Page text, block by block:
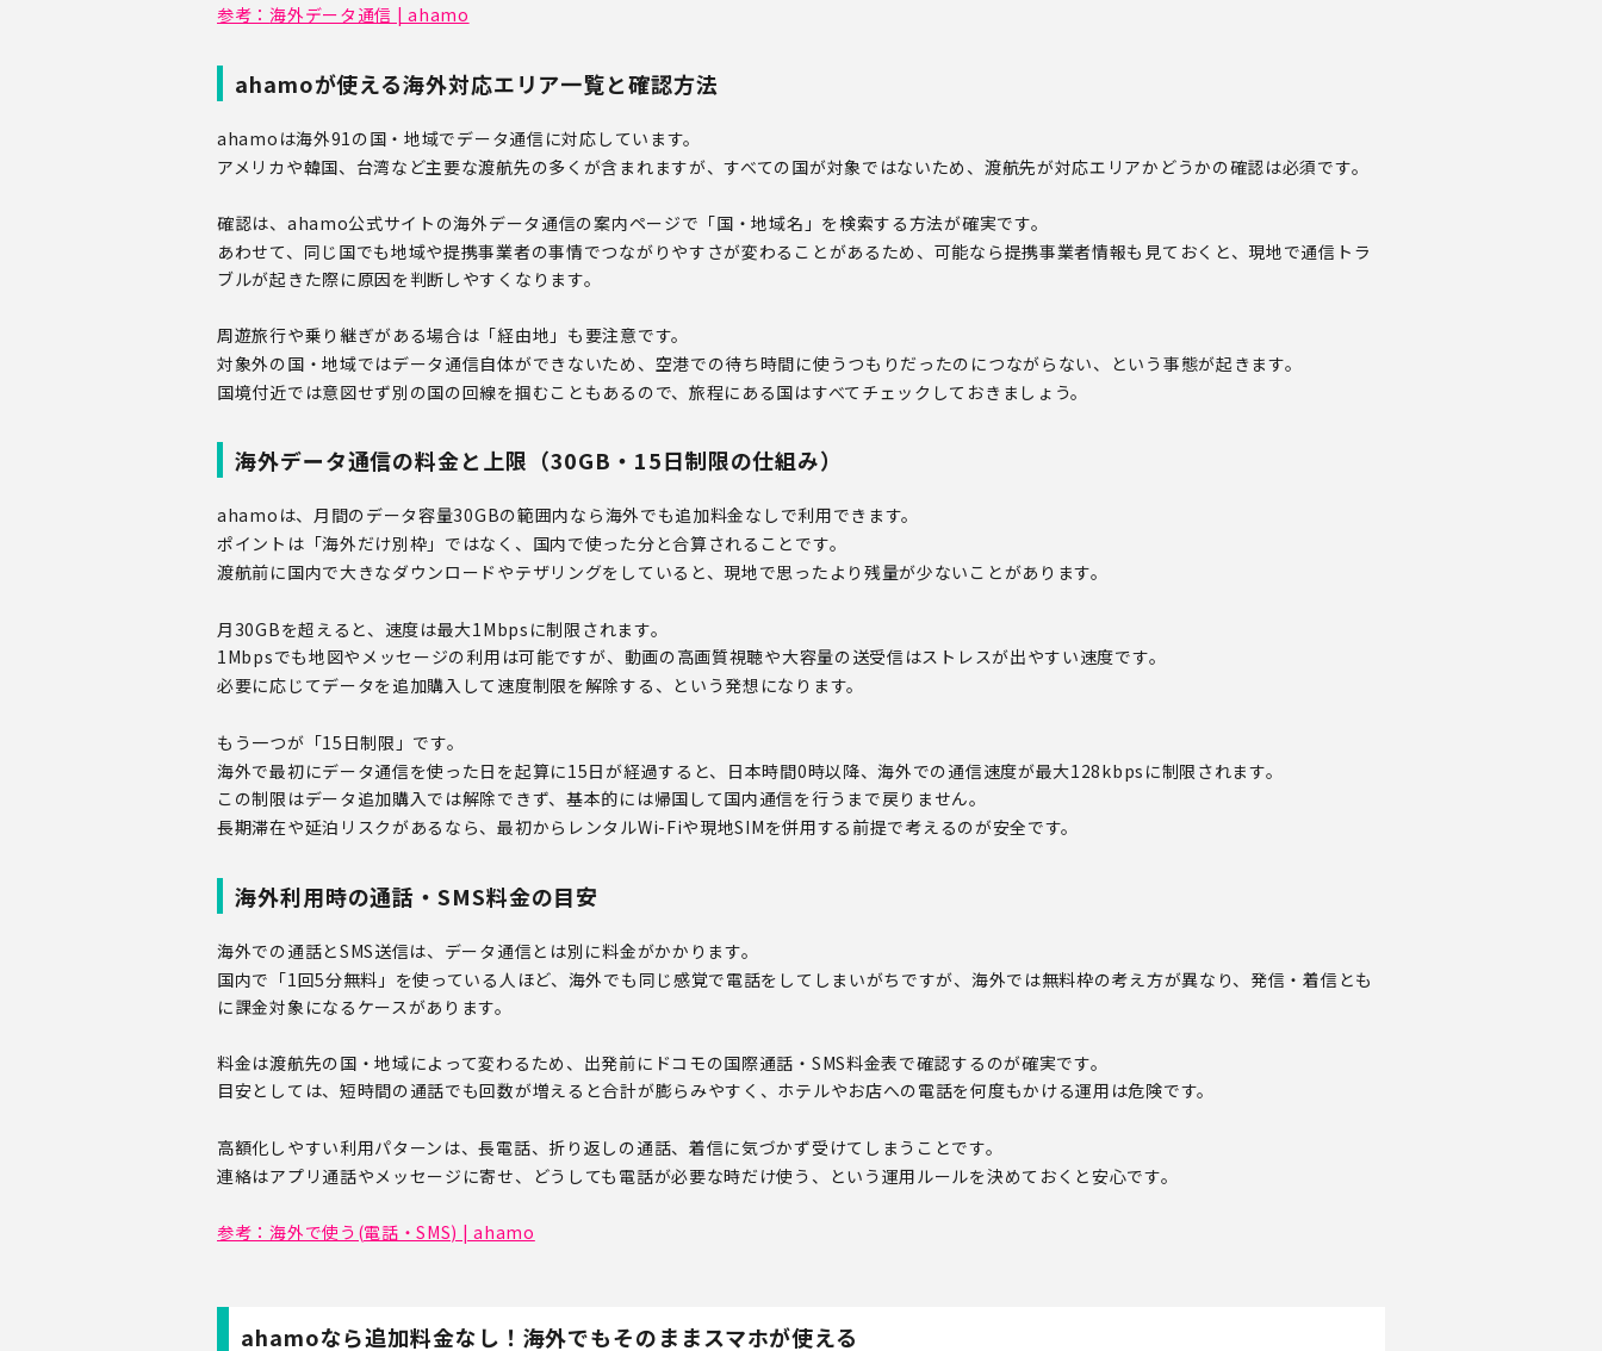
参考：海外データ通信 | ahamo
ahamoが使える海外対応エリア一覧と確認方法
ahamoは海外91の国・地域でデータ通信に対応しています。
アメリカや韓国、台湾など主要な渡航先の多くが含まれますが、すべての国が対象ではないため、渡航先が対応エリアかどうかの確認は必須です。
確認は、ahamo公式サイトの海外データ通信の案内ページで「国・地域名」を検索する方法が確実です。
あわせて、同じ国でも地域や提携事業者の事情でつながりやすさが変わることがあるため、可能なら提携事業者情報も見ておくと、現地で通信トラ
ブルが起きた際に原因を判断しやすくなります。
周遊旅行や乗り継ぎがある場合は「経由地」も要注意です。
対象外の国・地域ではデータ通信自体ができないため、空港での待ち時間に使うつもりだったのにつながらない、という事態が起きます。
国境付近では意図せず別の国の回線を掴むこともあるので、旅程にある国はすべてチェックしておきましょう。
海外データ通信の料金と上限（30GB・15日制限の仕組み）
ahamoは、月間のデータ容量30GBの範囲内なら海外でも追加料金なしで利用できます。
ポイントは「海外だけ別枠」ではなく、国内で使った分と合算されることです。
渡航前に国内で大きなダウンロードやテザリングをしていると、現地で思ったより残量が少ないことがあります。
月30GBを超えると、速度は最大1Mbpsに制限されます。
1Mbpsでも地図やメッセージの利用は可能ですが、動画の高画質視聴や大容量の送受信はストレスが出やすい速度です。
必要に応じてデータを追加購入して速度制限を解除する、という発想になります。
もう一つが「15日制限」です。
海外で最初にデータ通信を使った日を起算に15日が経過すると、日本時間0時以降、海外での通信速度が最大128kbpsに制限されます。
この制限はデータ追加購入では解除できず、基本的には帰国して国内通信を行うまで戻りません。
長期滞在や延泊リスクがあるなら、最初からレンタルWi-Fiや現地SIMを併用する前提で考えるのが安全です。
海外利用時の通話・SMS料金の目安
海外での通話とSMS送信は、データ通信とは別に料金がかかります。
国内で「1回5分無料」を使っている人ほど、海外でも同じ感覚で電話をしてしまいがちですが、海外では無料枠の考え方が異なり、発信・着信とも
に課金対象になるケースがあります。
料金は渡航先の国・地域によって変わるため、出発前にドコモの国際通話・SMS料金表で確認するのが確実です。
目安としては、短時間の通話でも回数が増えると合計が膨らみやすく、ホテルやお店への電話を何度もかける運用は危険です。
高額化しやすい利用パターンは、長電話、折り返しの通話、着信に気づかず受けてしまうことです。
連絡はアプリ通話やメッセージに寄せ、どうしても電話が必要な時だけ使う、という運用ルールを決めておくと安心です。
参考：海外で使う(電話・SMS) | ahamo
ahamoなら追加料金なし！海外でもそのままスマホが使える